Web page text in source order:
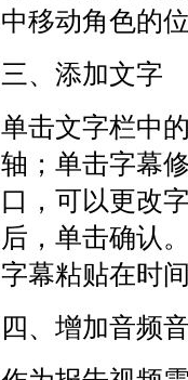
中移动角色的
三、添加文字
单击文字栏中
轴；单击字幕
口，可以更改
后，单击确认
字幕粘贴在时
四、增加音频